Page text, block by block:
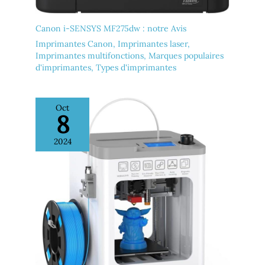
Canon i-SENSYS MF275dw : notre Avis
Imprimantes Canon, Imprimantes laser,
Imprimantes multifonctions, Marques populaires
d'imprimantes, Types d'imprimantes
Oct
8
2024